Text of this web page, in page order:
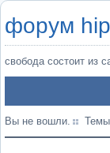
форум
свобода состоит из
Вы не вошли.